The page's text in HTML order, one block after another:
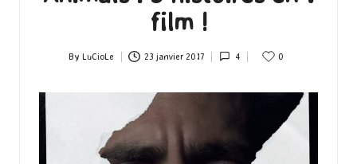
film !
Posted
By LuCioLe 23 janvier 2017 4 0